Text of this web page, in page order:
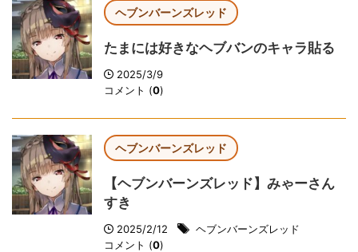
ヘブンバーンズレッド
たまには好きなヘブバンのキャラ貼る
2025/3/9
コメント (0)
ヘブンバーンズレッド
【ヘブンバーンズレッド】みゃーさん
すき
2025/2/12
ヘブンバーンズレッド
コメント (0)